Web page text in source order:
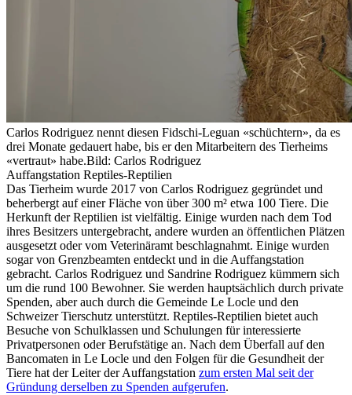
Carlos Rodriguez nennt diesen Fidschi-Leguan «schüchtern», da es
drei Monate gedauert habe, bis er den Mitarbeitern des Tierheims
«vertraut» habe.Bild: Carlos Rodriguez
Auffangstation Reptiles-Reptilien
Das Tierheim wurde 2017 von Carlos Rodriguez gegründet und
beherbergt auf einer Fläche von über 300 m² etwa 100 Tiere. Die
Herkunft der Reptilien ist vielfältig. Einige wurden nach dem Tod
ihres Besitzers untergebracht, andere wurden an öffentlichen Plätzen
ausgesetzt oder vom Veterinäramt beschlagnahmt. Einige wurden
sogar von Grenzbeamten entdeckt und in die Auffangstation
gebracht. Carlos Rodriguez und Sandrine Rodriguez kümmern sich
um die rund 100 Bewohner. Sie werden hauptsächlich durch private
Spenden, aber auch durch die Gemeinde Le Locle und den
Schweizer Tierschutz unterstützt. Reptiles-Reptilien bietet auch
Besuche von Schulklassen und Schulungen für interessierte
Privatpersonen oder Berufstätige an. Nach dem Überfall auf den
Bancomaten in Le Locle und den Folgen für die Gesundheit der
Tiere hat der Leiter der Auffangstation zum ersten Mal seit der
Gründung derselben zu Spenden aufgerufen.